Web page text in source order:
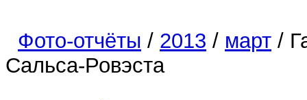
Фото-отчёты / 2013 / март /
Сальса-Ровэста